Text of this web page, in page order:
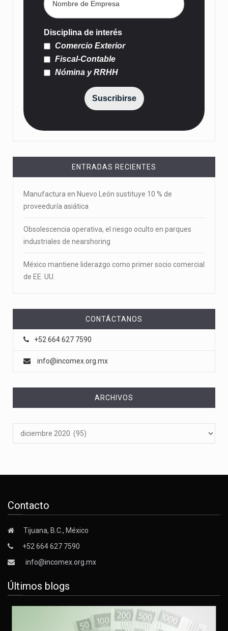
Disciplina de interés
Comercio Exterior
Fiscal-Contable
Nómina y RRHH
Suscribirse
ENTRADAS RECIENTES
Manufactura en Nuevo León sustituye 10 % de
proveeduría asiática
Obsolescencia operativa, el riesgo oculto en parques
industriales de nearshoring
México mantiene liderazgo como primer socio comercial
de EE. UU.
CONTÁCTANOS
+52 664 627 7590
info@incomex.org.mx
ARCHIVOS
Contacto
Tijuana, B.C., México
+52 664 627 7590
info@incomex.org.mx
Últimos blogs